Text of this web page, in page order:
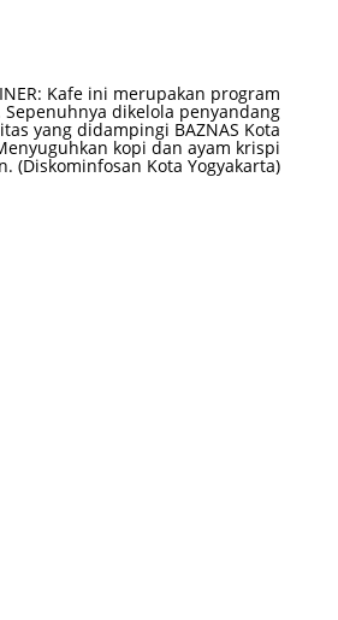
Kafe ini merupakan program
Sepenuhnya dikelola penyandang
yang didampingi BAZNAS Kota
kopi dan ayam krispi
(Diskominfosan Kota Yogyakarta)